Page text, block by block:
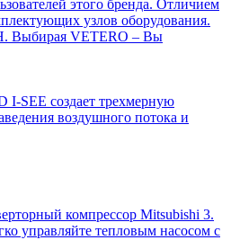
этого бренда. Отличием
узлов оборудования.
Выбирая VETERO – Вы
SEE создает трехмерную
воздушного потока и
компрессор Mitsubishi 3.
управляйте тепловым насосом с